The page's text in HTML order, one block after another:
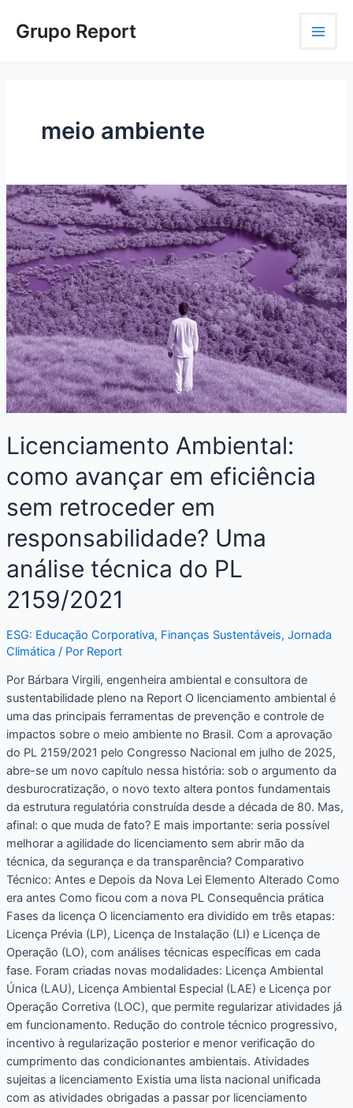
paraGrupo Report
Main
Menu
meio ambiente
Licenciamento Ambiental:
como avançar em eficiência
sem retroceder em
responsabilidade? Uma
análise técnica do PL
2159/2021
ESG: Educação Corporativa, Finanças Sustentáveis, Jornada
Climática / Por Report
Por Bárbara Virgili, engenheira ambiental e consultora de
sustentabilidade pleno na Report O licenciamento ambiental é
uma das principais ferramentas de prevenção e controle de
impactos sobre o meio ambiente no Brasil. Com a aprovação
do PL 2159/2021 pelo Congresso Nacional em julho de 2025,
abre-se um novo capítulo nessa história: sob o argumento da
desburocratização, o novo texto altera pontos fundamentais
da estrutura regulatória construída desde a década de 80. Mas,
afinal: o que muda de fato? E mais importante: seria possível
melhorar a agilidade do licenciamento sem abrir mão da
técnica, da segurança e da transparência? Comparativo
Técnico: Antes e Depois da Nova Lei Elemento Alterado Como
era antes Como ficou com a nova PL Consequência prática
Fases da licença O licenciamento era dividido em três etapas:
Licença Prévia (LP), Licença de Instalação (LI) e Licença de
Operação (LO), com análises técnicas específicas em cada
fase. Foram criadas novas modalidades: Licença Ambiental
Única (LAU), Licença Ambiental Especial (LAE) e Licença por
Operação Corretiva (LOC), que permite regularizar atividades já
em funcionamento. Redução do controle técnico progressivo,
incentivo à regularização posterior e menor verificação do
cumprimento das condicionantes ambientais. Atividades
sujeitas a licenciamento Existia uma lista nacional unificada
com as atividades obrigadas a passar por licenciamento